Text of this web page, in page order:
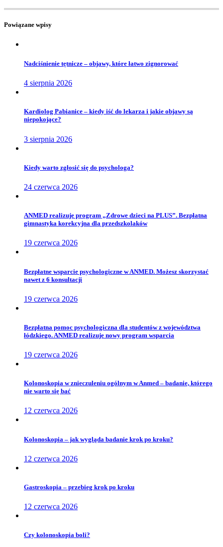
Powiązane wpisy
Nadciśnienie tętnicze – objawy, które łatwo zignorować
4 sierpnia 2026
Kardiolog Pabianice – kiedy iść do lekarza i jakie objawy są
niepokojące?
3 sierpnia 2026
Kiedy warto zgłosić się do psychologa?
24 czerwca 2026
ANMED realizuje program „Zdrowe dzieci na PLUS”. Bezpłatna
gimnastyka korekcyjna dla przedszkolaków
19 czerwca 2026
Bezpłatne wsparcie psychologiczne w ANMED. Możesz skorzystać
nawet z 6 konsultacji
19 czerwca 2026
Bezpłatna pomoc psychologiczna dla studentów z województwa
łódzkiego. ANMED realizuje nowy program wsparcia
19 czerwca 2026
Kolonoskopia w znieczuleniu ogólnym w Anmed – badanie, którego
nie warto się bać
12 czerwca 2026
Kolonoskopia – jak wygląda badanie krok po kroku?
12 czerwca 2026
Gastroskopia – przebieg krok po kroku
12 czerwca 2026
Czy kolonoskopia boli?